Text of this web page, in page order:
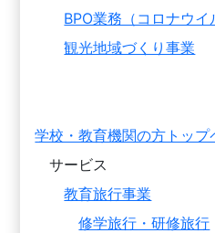
BPO業務（コロナウイ
観光地域づくり事業
学校・教育機関の方トップ
サービス
教育旅行事業
修学旅行・研修旅行